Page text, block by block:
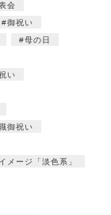
会
御祝い
母の日
い
御祝い
イメージ「淡色系」